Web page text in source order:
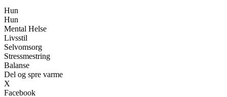
Hun
Hun
Mental Helse
Livsstil
Selvomsorg
Stressmestring
Balanse
Del og spre varme
X
Facebook